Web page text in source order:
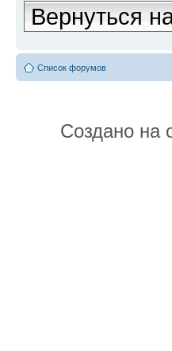
Вернуться
Список форумов
Создано на